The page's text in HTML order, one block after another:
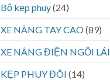
Bộ kẹp phuy(24)
XE NÂNG TAY CAO(89)
XE NÂNG ĐIỆN NGỒI LÁI
KẸP PHUY ĐÔI (14)